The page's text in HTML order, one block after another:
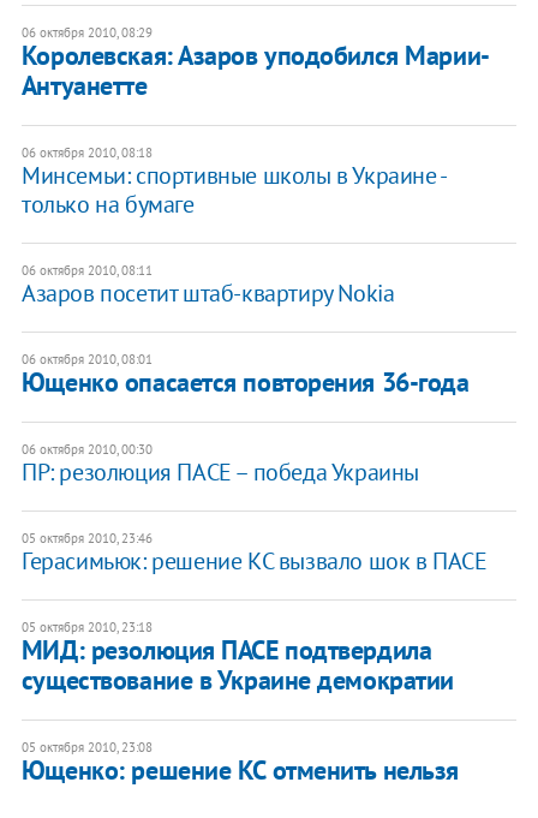
06 октября 2010, 08:29
Королевская: Азаров уподобился Марии-
Антуанетте
06 октября 2010, 08:18
Минсемьи: спортивные школы в Украине -
только на бумаге
06 октября 2010, 08:11
Азаров посетит штаб-квартиру Nokia
06 октября 2010, 08:01
Ющенко опасается повторения 36-года
06 октября 2010, 00:30
​ПР: резолюция ПАСЕ – победа Украины
05 октября 2010, 23:46
Герасимьюк: решение КС вызвало шок в ПАСЕ
05 октября 2010, 23:18
МИД: резолюция ПАСЕ подтвердила
существование в Украине демократии
05 октября 2010, 23:08
Ющенко: решение КС отменить нельзя